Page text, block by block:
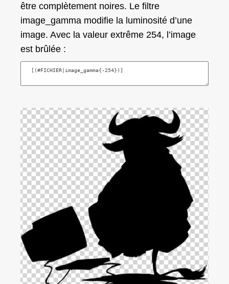
être complètement noires. Le filtre
image_gamma modifie la luminosité d’une
image. Avec la valeur extrême 254, l’image
est brûlée :